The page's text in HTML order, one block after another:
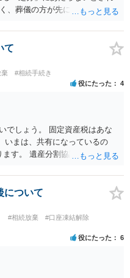
、葬儀の方が先に来るのが通常
だ、葬儀費用ならいくらでもよ
社会的儀式として当然認められ
です。 もし、相続人の皆さん
素な葬儀を行った費用であれ
められない可能性が高いの
て
#相続手続き
役にたった 4
でしょう。 固定資産税はあな
いまは、共有になっているの
す。 遺産分割協議をして、不
について
#相続放棄
#口座凍結解除
役にたった 6